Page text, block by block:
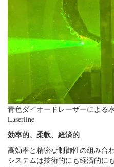
青色ダイオードレーザーによる
Laserline
効率的、柔軟、経済的
高効率と精密な制御性の組み合
システムは技術的にも経済的に